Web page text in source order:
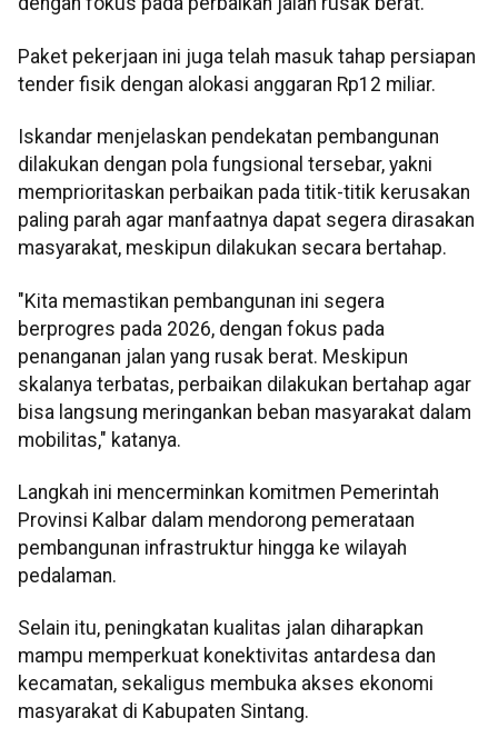
Paket pekerjaan ini juga telah masuk tahap persiapan
tender fisik dengan alokasi anggaran Rp12 miliar.
Iskandar menjelaskan pendekatan pembangunan
dilakukan dengan pola fungsional tersebar, yakni
memprioritaskan perbaikan pada titik-titik kerusakan
paling parah agar manfaatnya dapat segera dirasakan
masyarakat, meskipun dilakukan secara bertahap.
"Kita memastikan pembangunan ini segera
berprogres pada 2026, dengan fokus pada
penanganan jalan yang rusak berat. Meskipun
skalanya terbatas, perbaikan dilakukan bertahap agar
bisa langsung meringankan beban masyarakat dalam
mobilitas," katanya.
Langkah ini mencerminkan komitmen Pemerintah
Provinsi Kalbar dalam mendorong pemerataan
pembangunan infrastruktur hingga ke wilayah
pedalaman.
Selain itu, peningkatan kualitas jalan diharapkan
mampu memperkuat konektivitas antardesa dan
kecamatan, sekaligus membuka akses ekonomi
masyarakat di Kabupaten Sintang.